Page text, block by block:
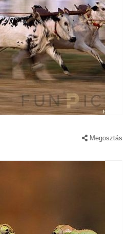
Megosztás